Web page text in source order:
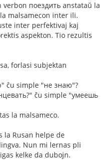
поездить anstataŭ la
malsamecon inter ili.
inter perfektivaj kaj
aspekton. Tio rezultis
forlasi subjektan
ĉu simple "не знаю"?
ĉu simple "умеешь
la malsameco.
la Rusan helpe de
Nun mi lernas pli
kelke da dubojn.